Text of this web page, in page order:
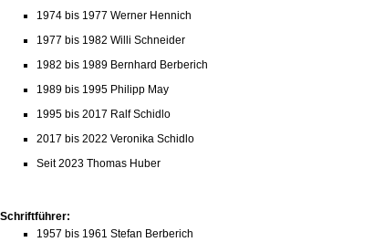
1974 bis 1977 Werner Hennich
1977 bis 1982 Willi Schneider
1982 bis 1989 Bernhard Berberich
1989 bis 1995 Philipp May
1995 bis 2017 Ralf Schidlo
2017 bis 2022 Veronika Schidlo
Seit 2023 Thomas Huber
Schriftführer:
1957 bis 1961 Stefan Berberich